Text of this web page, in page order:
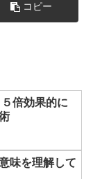
コピー
倍効果的に
味を理解して